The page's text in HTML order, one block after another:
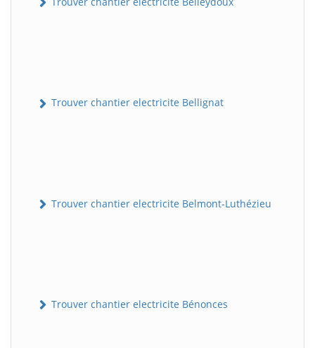
Trouver chantier electricite Bellignat
Trouver chantier electricite Belmont-Luthézieu
Trouver chantier electricite Bénonces